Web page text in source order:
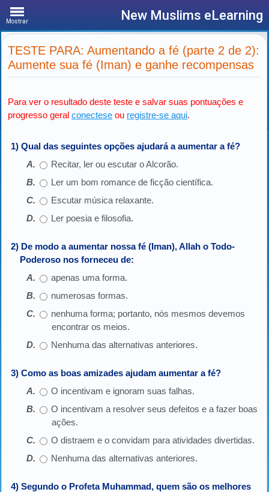
Mostrar New Muslims eLearning
TESTE PARA: Aumentando a fé (parte 2 de 2):
Aumente sua fé (Iman) e ganhe recompensas
Para ver o resultado deste teste e salvar suas pontuações e
progresso geral conectese ou registre-se aqui.
1) Qual das seguintes opções ajudará a aumentar a fé?
Recitar, ler ou escutar o Alcorão.
Ler um bom romance de ficção científica.
Escutar música relaxante.
Ler poesia e filosofia.
2) De modo a aumentar nossa fé (Iman), Allah o Todo-
Poderoso nos forneceu de:
apenas uma forma.
numerosas formas.
nenhuma forma; portanto, nós mesmos devemos
encontrar os meios.
Nenhuma das alternativas anteriores.
3) Como as boas amizades ajudam aumentar a fé?
O incentivam e ignoram suas falhas.
O incentivam a resolver seus defeitos e a fazer boas
ações.
O distraem e o convidam para atividades divertidas.
Nenhuma das alternativas anteriores.
4) Segundo o Profeta Muhammad, quem são os melhores